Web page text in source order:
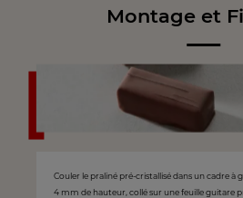
Montage et
Couler le praliné pré-cristallisé dans un cadre à
4 mm de hauteur, collé sur une feuille guitare